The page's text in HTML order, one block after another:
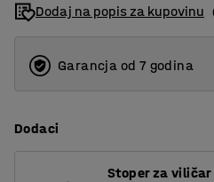
Dodaj na popis za kupovinu
Garancja od 7 godina
Dodaci
Stoper za viličar